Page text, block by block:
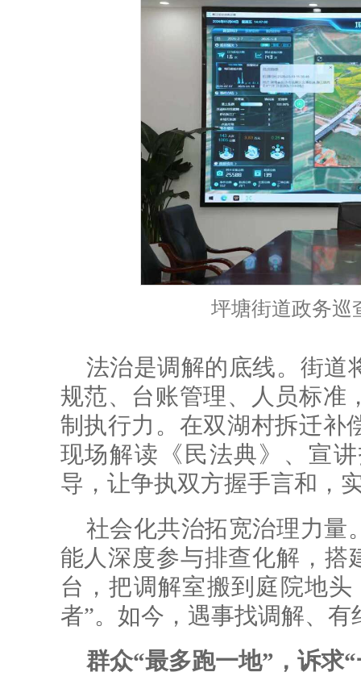
坪塘街道政务巡
法治是调解的底线。街道
规范、台账管理、人员标准
制执行力。在双湖村拆迁补
现场解读《民法典》、宣
导，让争执双方握手言和，
社会化共治拓宽治理力量
能人深度参与排查化解，搭
台，把调解室搬到庭院地
者”。如今，遇事找调解、
群众“最多跑一地”，诉求